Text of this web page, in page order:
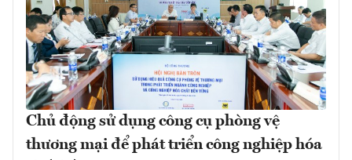
Chủ động sử dụng công cụ phòng vệ
thương mại để phát triển công nghiệp hóa